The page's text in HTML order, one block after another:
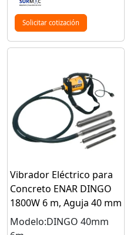
Solicitar cotización
Vibrador Eléctrico para
Concreto ENAR DINGO
1800W 6 m, Aguja 40 mm
Modelo:DINGO 40mm